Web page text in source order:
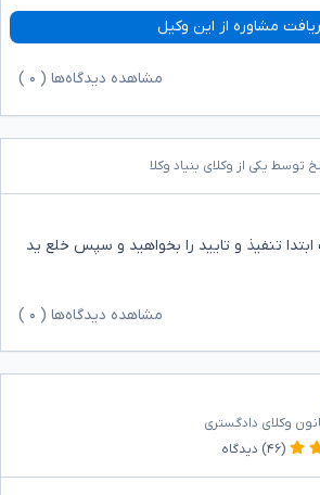
مشاوره از این وکیل
مشاهده دیدگاه‌ها ( ۰
توسط یکی از وکلای بنیاد وکلا
تنفیذ و تایید را بخواهید و سپس خلع ید
مشاهده دیدگاه‌ها ( ۰
وکلای دادگستری
(۴۶) دیدگاه